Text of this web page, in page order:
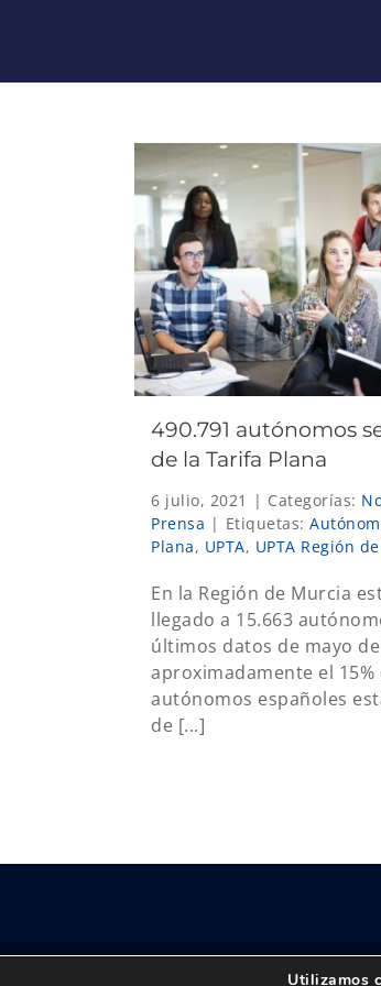
490.791 autónomos
de la Tarifa Plana
6 julio, 2021 | Categorías:
Prensa | Etiquetas:
Plana, UPTA, UPTA Región
En la Región de Murcia
llegado a 15.663
últimos datos de mayo
aproximadamente el 15%
autónomos españoles
de [...]
Utilizamos